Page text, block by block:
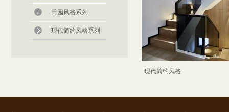
现代简约风格
田园风格系列
现代简约风格系列